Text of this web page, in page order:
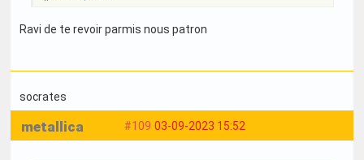
Ravi de te revoir parmis nous patron
socrates
#109 03-09-2023 15:52
metallica